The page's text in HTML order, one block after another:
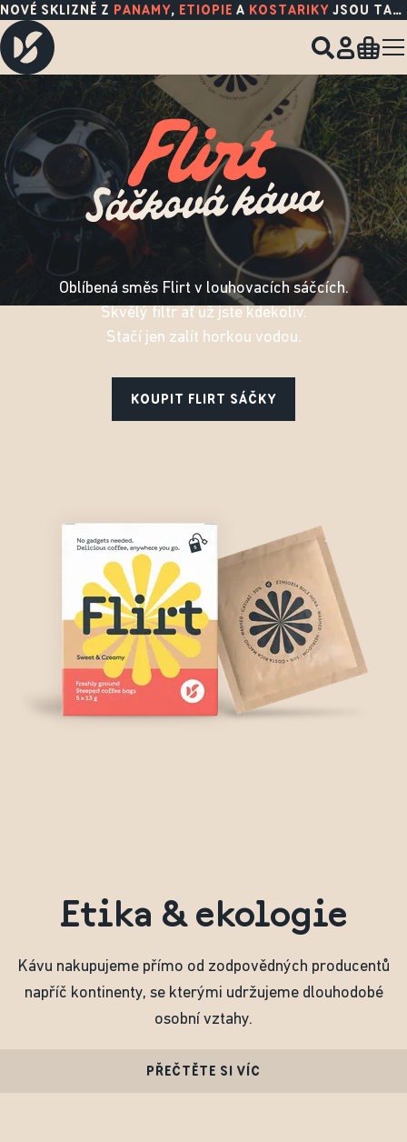
NOVÉ SKLIZNĚ Z PANAMY, ETIOPIE A KOSTARIKY JSOU TADY!
Oblíbená směs Flirt v louhovacích sáčcích.
Skvělý filtr ať už jste kdekoliv.
Stačí jen zalít horkou vodou.
KOUPIT FLIRT SÁČKY
Etika & ekologie
Kávu nakupujeme přímo od zodpovědných producentů
napříč kontinenty, se kterými udržujeme dlouhodobé
osobní vztahy.
PŘEČTĚTE SI VÍC